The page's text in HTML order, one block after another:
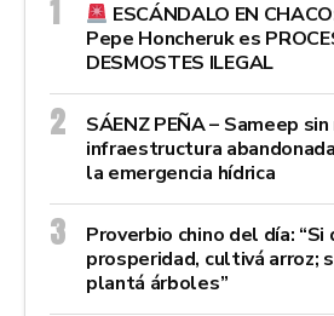
ESCÁNDALO EN
Pepe Honcheruk es
DESMOSTES ILEGAL
SÁENZ PEÑA – Sameep
infraestructura
la emergencia hídrica
Proverbio chino del día: “Si
prosperidad, cultivá arroz;
plantá árboles”